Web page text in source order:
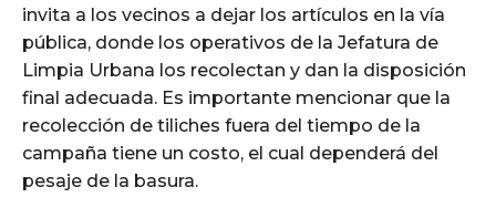
invita a los vecinos a dejar los artículos en la vía
pública, donde los operativos de la Jefatura de
Limpia Urbana los recolectan y dan la disposición
final adecuada. Es importante mencionar que la
recolección de tiliches fuera del tiempo de la
campaña tiene un costo, el cual dependerá del
pesaje de la basura.